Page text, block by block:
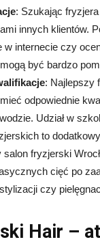
: Szukając fryzjera
innych klientów.
w internecie czy
być bardzo
: Najlepszy
odpowiednie
Udział w
to
salon fryzjerski
cięć po
czy
Hair –